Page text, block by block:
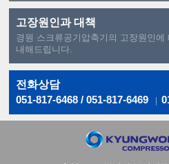
고장원인과 대책
경원 스크류공기압축기의 고장원인에
내해드립니다.
전화상담
051-817-6468 / 051-817-6469